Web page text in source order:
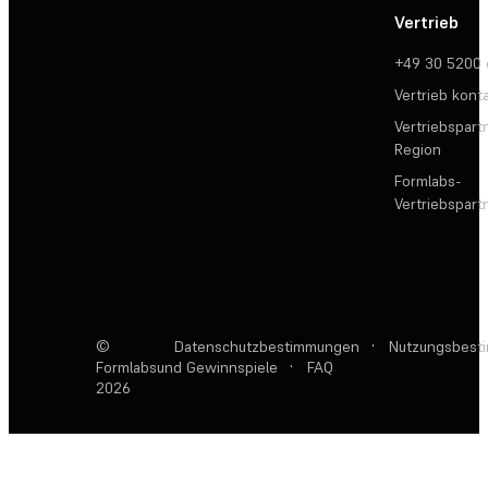
Vertrieb
+49 30 5200
Vertrieb
Region
Formlabs-
©
Formlabs
2026
Datenschutzbestimmungen ·
und Gewinnspiele
· FAQ